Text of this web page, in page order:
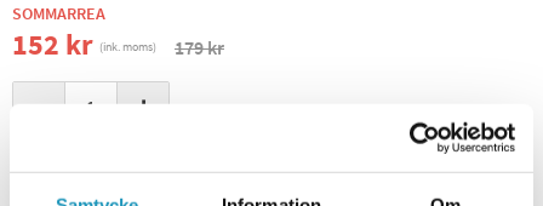
SOMMARREA
152 kr (ink. moms) 179 kr
+
+ LÄGG I KUNDVAGN